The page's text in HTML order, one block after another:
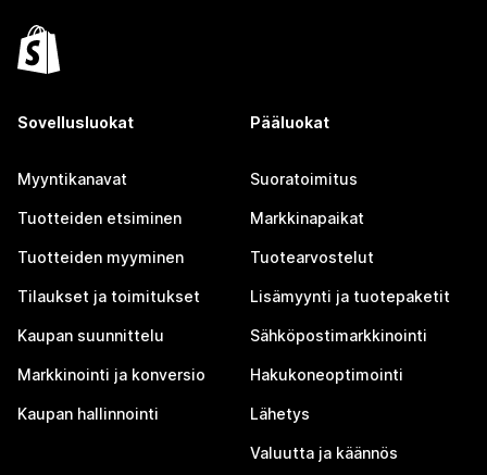
Sovellusluokat
Myyntikanavat
Tuotteiden etsiminen
Tuotteiden myyminen
Tilaukset ja toimitukset
Kaupan suunnittelu
Markkinointi ja konversio
Kaupan hallinnointi
Pääluokat
Suoratoimitus
Markkinapaikat
Tuotearvostelut
Lisämyynti ja tuotepaketit
Sähköpostimarkkinointi
Hakukoneoptimointi
Lähetys
Valuutta ja käännös